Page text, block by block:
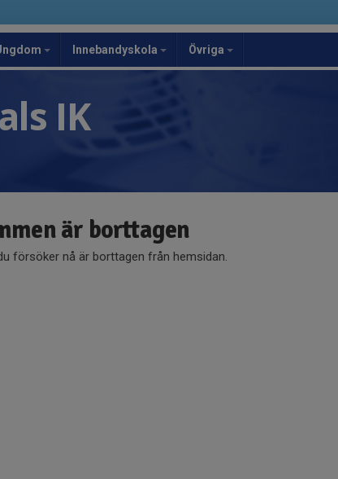
Innebandyskola Övriga
IK
är borttagen
försöker nå är borttagen från hemsidan.